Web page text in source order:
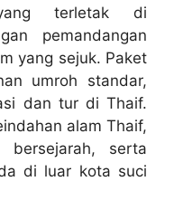
terletak di
pemandangan
yang sejuk. Paket
umroh standar,
dan tur di Thaif.
alam Thaif,
bersejarah, serta
di luar kota suci